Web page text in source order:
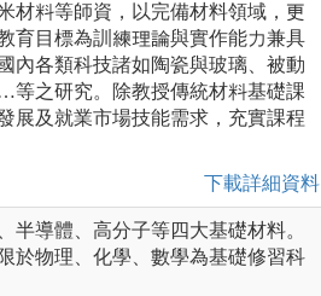
材料等師資，以完備材料領域，更
育目標為訓練理論與實作能力兼具
內各類科技諸如陶瓷與玻璃、被動
等之研究。除教授傳統材料基礎課
展及就業市場技能需求，充實課程
下載詳細資料
半導體、高分子等四大基礎材料。
於物理、化學、數學為基礎修習科